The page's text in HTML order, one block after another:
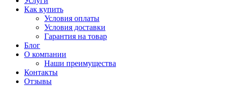
Как купить
Условия оплаты
Условия доставки
Гарантия на товар
Блог
О компании
Наши преимущества
Контакты
Отзывы